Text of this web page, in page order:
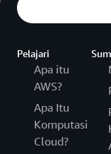
Pelajari
Apa itu
AWS?
Apa Itu
Komputasi
Cloud?